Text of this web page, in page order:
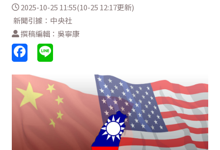
2025-10-25 11:55(10-25 12:17更新)
新聞引據：中央社
撰稿編輯：吳寧康